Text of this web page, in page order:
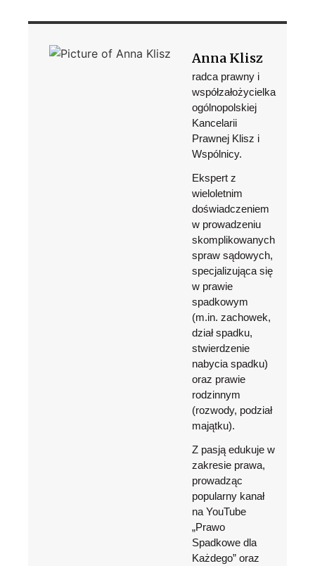
Anna Klisz
radca prawny i
współzałożycielka
ogólnopolskiej
Kancelarii
Prawnej Klisz i
Wspólnicy.
Ekspert z
wieloletnim
doświadczeniem
w prowadzeniu
skomplikowanych
spraw sądowych,
specjalizująca się
w prawie
spadkowym
(m.in. zachowek,
dział spadku,
stwierdzenie
nabycia spadku)
oraz prawie
rodzinnym
(rozwody, podział
majątku).
Z pasją edukuje w
zakresie prawa,
prowadząc
popularny kanał
na YouTube
„Prawo
Spadkowe dla
Każdego” oraz